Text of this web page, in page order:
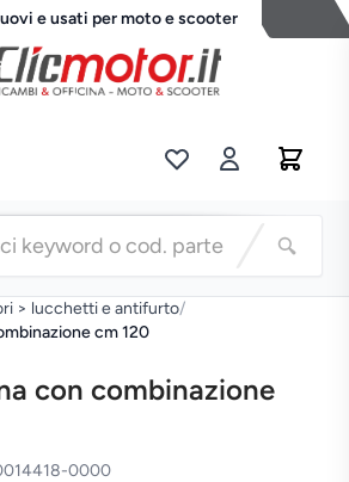
e usati per moto e scooter
> lucchetti e antifurto/
cm 120
con combinazione
0000